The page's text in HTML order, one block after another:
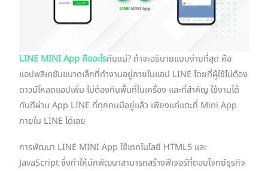
LINE MINI App คืออะไรกันแน่? ถ้าจะอธิบายแบบง่ายที่สุด คือ
แอปพลิเคชันขนาดเล็กที่ทำงานอยู่ภายในแอป LINE โดยที่ผู้ใช้ไม่ต้อง
ดาวน์โหลดแอปเพิ่ม ไม่ต้องกินพื้นที่ในเครื่อง และที่สำคัญ ใช้งานได้
ทันทีผ่าน App LINE ที่ทุกคนมีอยู่แล้ว เพียงแค่แตะที่ Mini App
ภายใน LINE ได้เลย
การพัฒนา LINE MINI App ใช้เทคโนโลยี HTML5 และ
JavaScript ซึ่งทำให้นักพัฒนาสามารถสร้างฟีเจอร์ที่ตอบโจทย์ธุรกิจ